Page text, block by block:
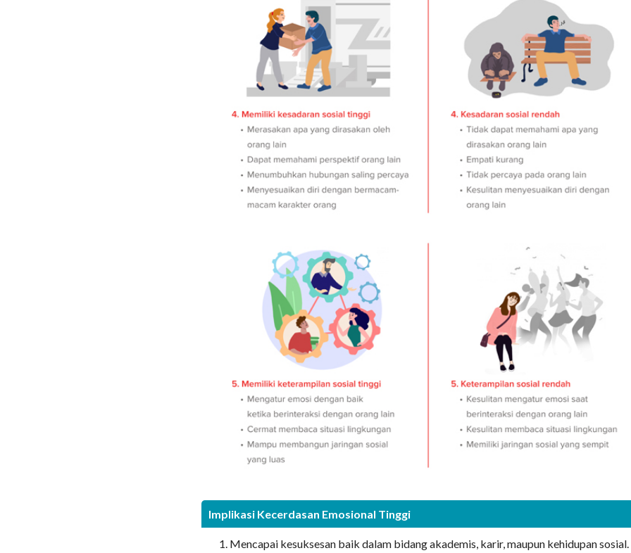
Implikasi Kecerdasan Emosional Tinggi
Mencapai kesuksesan baik dalam bidang akademis, karir, maupun kehidupan sosial.